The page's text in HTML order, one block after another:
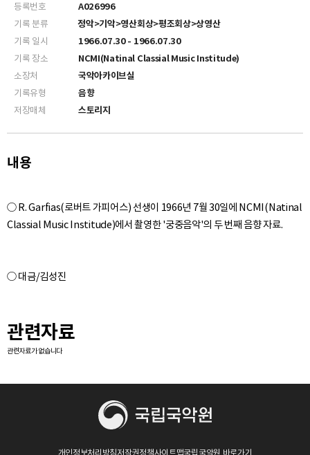
등록번호
A026996
기록 분류
정악>기악>영산회상>평조회상>상영산
기록 일시
1966.07.30 - 1966.07.30
기록 장소
NCMI(Natinal Classial Music Institude)
소장처
국악아카이브실
기록유형
음향
저장매체
스토리지
내용
○ R. Garfias(로버트 가피어스) 선생이 1966년 7월 30일에 NCMI(Natinal
관련자료
관련자료가 없습니다
개인정보처리방침저작권정책사이트맵국립국악원 바로가기